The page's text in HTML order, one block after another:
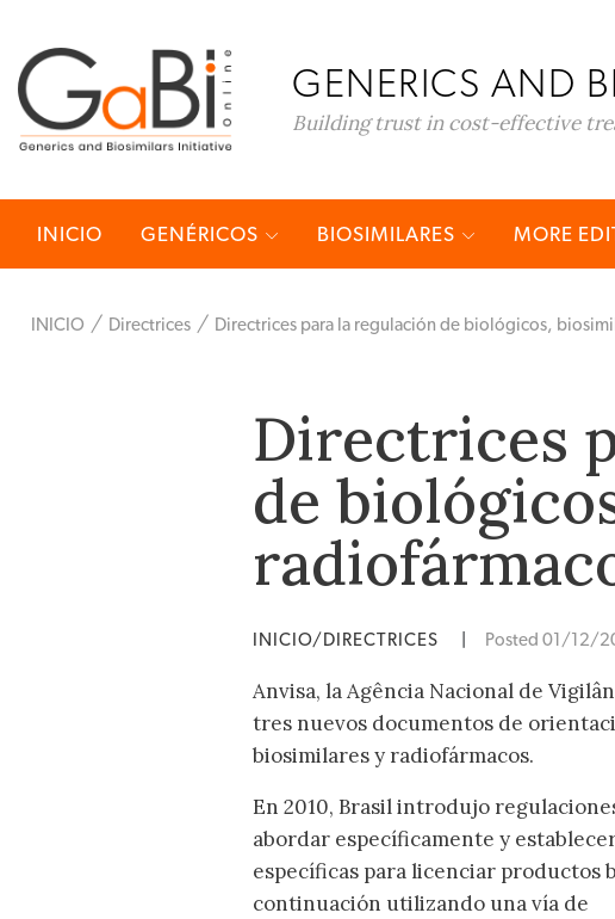
GENERICS AND
Building trust in cost-effective
INICIO GENÉRICOS BIOSIMILARES MORE
INICIO Directrices Directrices para la regulación de biológicos,
Directrices
de
INICIO/DIRECTRICES Posted 01/12/
Anvisa, la Agência Nacional de
tres nuevos documentos de
biosimilares y radiofármacos.
En 2010, Brasil introdujo
abordar específicamente y
específicas para licenciar productos
continuación utilizando una vía de